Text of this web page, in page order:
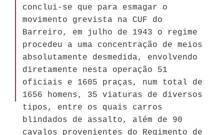
conclui-se que para esmagar o
movimento grevista na CUF do
Barreiro, em julho de 1943 o regime
procedeu a uma concentração de meios
absolutamente desmedida, envolvendo
diretamente nesta operação 51
oficiais e 1605 praças, num total de
1656 homens, 35 viaturas de diversos
tipos, entre os quais carros
blindados de assalto, além de 90
cavalos provenientes do Regimento de